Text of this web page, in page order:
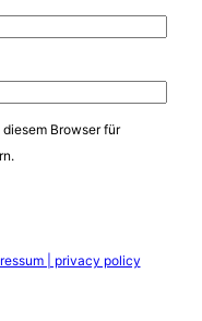
Browser für
Account| privacy policy